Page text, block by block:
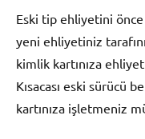
Eski tip ehliyetini
yeni ehliyetiniz
kimlik kartınıza
Kısacası eski sürücü
kartınıza işletmeniz